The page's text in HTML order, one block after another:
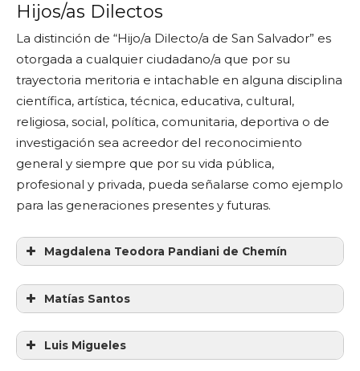
Hijos/as Dilectos
La distinción de “Hijo/a Dilecto/a de San Salvador” es
otorgada a cualquier ciudadano/a que por su
trayectoria meritoria e intachable en alguna disciplina
científica, artística, técnica, educativa, cultural,
religiosa, social, política, comunitaria, deportiva o de
investigación sea acreedor del reconocimiento
general y siempre que por su vida pública,
profesional y privada, pueda señalarse como ejemplo
para las generaciones presentes y futuras.
Magdalena Teodora Pandiani de Chemín
Matías Santos
Luis Migueles